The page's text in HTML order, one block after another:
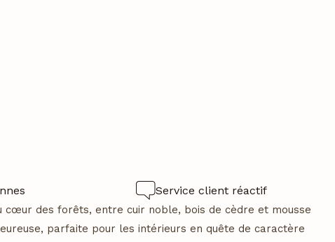
Service client réactif
cœur des forêts, entre cuir noble, bois de cèdre et mousse
parfaite pour les intérieurs en quête de caractère